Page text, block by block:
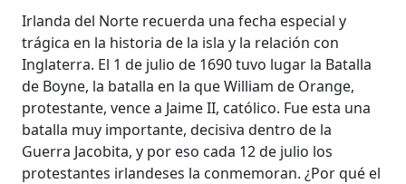
Irlanda del Norte recuerda una fecha especial y
trágica en la historia de la isla y la relación con
Inglaterra. El 1 de julio de 1690 tuvo lugar la Batalla
de Boyne, la batalla en la que William de Orange,
protestante, vence a Jaime II, católico. Fue esta una
batalla muy importante, decisiva dentro de la
Guerra Jacobita, y por eso cada 12 de julio los
protestantes irlandeses la conmemoran. ¿Por qué el